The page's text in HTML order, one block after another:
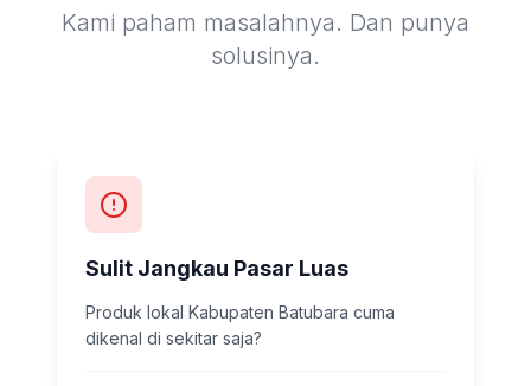
Kami paham masalahnya. Dan punya
solusinya.
Sulit Jangkau Pasar Luas
Produk lokal Kabupaten Batubara cuma
dikenal di sekitar saja?